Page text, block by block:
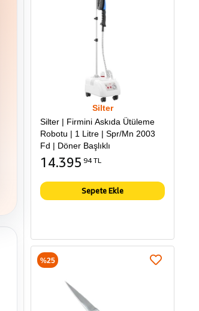
Silter
Silter | Firmini Askıda Ütüleme
Robotu | 1 Litre | Spr/Mn 2003
Fd | Döner Başlıklı
14.395 94 TL
Sepete Ekle
%25